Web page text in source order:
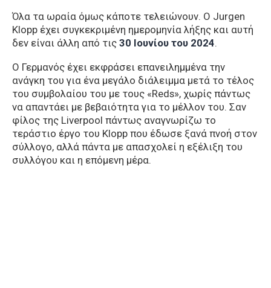
Όλα τα ωραία όμως κάποτε τελειώνουν. Ο Jurgen
Klopp έχει συγκεκριμένη ημερομηνία λήξης και αυτή
δεν είναι άλλη από τις 30 Ιουνίου του 2024.
O Γερμανός έχει εκφράσει επανειλημμένα την
ανάγκη του για ένα μεγάλο διάλειμμα μετά το τέλος
του συμβολαίου του με τους «Reds», χωρίς πάντως
να απαντάει με βεβαιότητα για το μέλλον του. Σαν
φίλος της Liverpool πάντως αναγνωρίζω το
τεράστιο έργο του Klopp που έδωσε ξανά πνοή στον
σύλλογο, αλλά πάντα με απασχολεί η εξέλιξη του
συλλόγου και η επόμενη μέρα.